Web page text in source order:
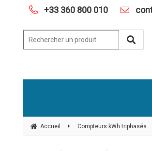
Accueil Compteurs kWh triphasés
+33 360 800 010